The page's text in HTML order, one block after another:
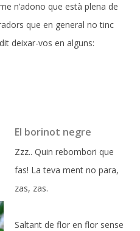
n’adono que està plena de
que en general no tinc
deixar-vos en alguns:
El borinot negre
Zzz.. Quin rebombori que
fas! La teva ment no para,
zas, zas.
Saltant de flor en flor sense